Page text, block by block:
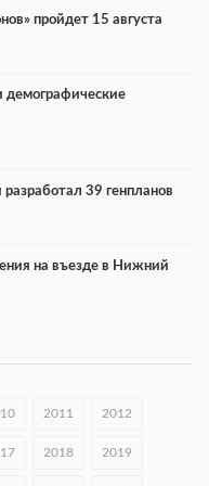
пройдет 15 августа
демографические
39 генпланов
на въезде в Нижний
заседание АТК и
120Р»
2011 2012
2018 2019